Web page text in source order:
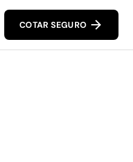
COTAR SEGURO